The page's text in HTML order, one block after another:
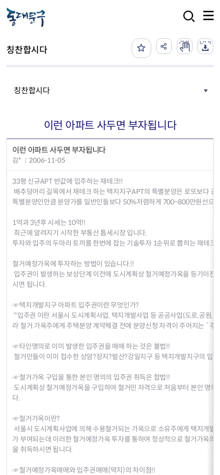
칭찬합시다
칭찬합시다
이런 아파트 사두면 부자됩니다
이런 아파트 사두면 부자됩니다
김* 2006-11-05
33평 신규APT 반값에 입주하는 재테크!!
배추덩어리 길목에서 재테크 하는 택지지구APT의 특별분양은 로또보다 강
특별분양인만큼 분양가를 일반인들보다 50%저렴하게 700~800만원선으
1억과 3년후 시세는 10억!!
최근에 알려지기 시작한 부통산 틈세시장 입니다.
투자와 입주의 두마리 토끼를 한번에 잡는 기술투자 1순위로 뽑히는 재테크
철거예정가옥에 투자하는 방법이 있습니다.!!
입주권이 발생하는 보상단계 이전에 도시계획상 철거예정가옥을 등기이전
시면 됩니다.
☞택지개발지구 아파트 입주권이란 무엇인가?
"입주권 이란 서울시 도시계획사업, 택지개발사업 등 공공사업(도로,공원,
라 철거 가옥주에게 주택분양 계약체결 전에 분양신청 자격이 주어지는 `
☞타인명의로 이미 발생한 입주권을 매매 하는 것은 불법!!
철거민들이 이미 접수한 상암?장지?발산?강일지구 등 택지개발지구의 입
☞철거가옥 구입을 통한 본인 명의의 입주권 취득은 합법!!
도시계획상 철거예정가옥을 구입하여 철거민 자격으로 처음부터 본인 명
다.
☞철거가옥이란?
서울시 도시계획사업에 의해 수용철거되는 가옥으로 소유주에게 택지개발
가 부여되는데 이러한 철거예정가옥 투자를 통하여 정상적으로 철거가옥의
을 취득하시면 됩니다.
☞철거예정가옥매매와 입주권매매(딱지)의 차이점!!